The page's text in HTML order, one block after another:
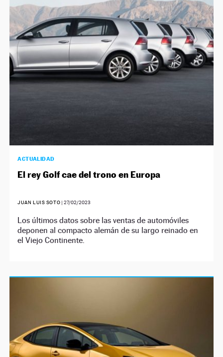
ACTUALIDAD
El rey Golf cae del trono en Europa
JUAN LUIS SOTO |27/02/2023
Los últimos datos sobre las ventas de automóviles
deponen al compacto alemán de su largo reinado en
el Viejo Continente.